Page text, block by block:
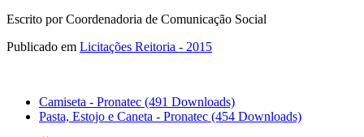
Escrito por Coordenadoria de Comunicação Social
Publicado em Licitações Reitoria - 2015
Camiseta - Pronatec (491 Downloads)
Pasta, Estojo e Caneta - Pronatec (454 Downloads)